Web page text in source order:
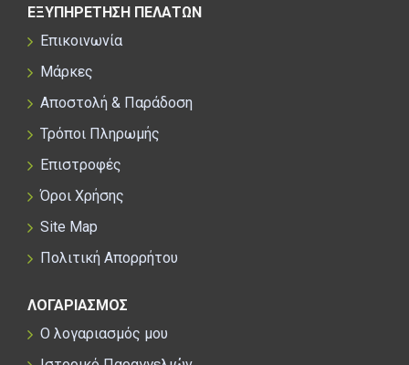
ΕΞΥΠΗΡΕΤΗΣΗ ΠΕΛΑΤΩΝ
Επικοινωνία
Μάρκες
Αποστολή & Παράδοση
Τρόποι Πληρωμής
Επιστροφές
Όροι Χρήσης
Site Map
Πολιτική Απορρήτου
ΛΟΓΑΡΙΑΣΜΟΣ
Ο λογαριασμός μου